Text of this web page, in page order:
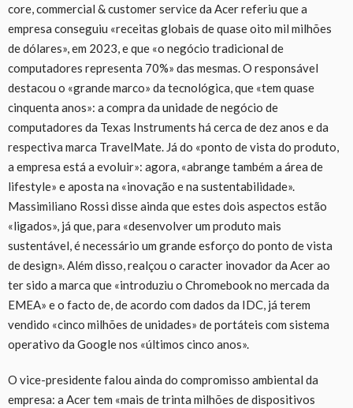
core, commercial & customer service da Acer referiu que a
empresa conseguiu «receitas globais de quase oito mil milhões
de dólares», em 2023, e que «o negócio tradicional de
computadores representa 70%» das mesmas. O responsável
destacou o «grande marco» da tecnológica, que «tem quase
cinquenta anos»: a compra da unidade de negócio de
computadores da Texas Instruments há cerca de dez anos e da
respectiva marca TravelMate. Já do «ponto de vista do produto,
a empresa está a evoluir»: agora, «abrange também a área de
lifestyle» e aposta na «inovação e na sustentabilidade».
Massimiliano Rossi disse ainda que estes dois aspectos estão
«ligados», já que, para «desenvolver um produto mais
sustentável, é necessário um grande esforço do ponto de vista
de design». Além disso, realçou o caracter inovador da Acer ao
ter sido a marca que «introduziu o Chromebook no mercada da
EMEA» e o facto de, de acordo com dados da IDC, já terem
vendido «cinco milhões de unidades» de portáteis com sistema
operativo da Google nos «últimos cinco anos».
O vice-presidente falou ainda do compromisso ambiental da
empresa: a Acer tem «mais de trinta milhões de dispositivos